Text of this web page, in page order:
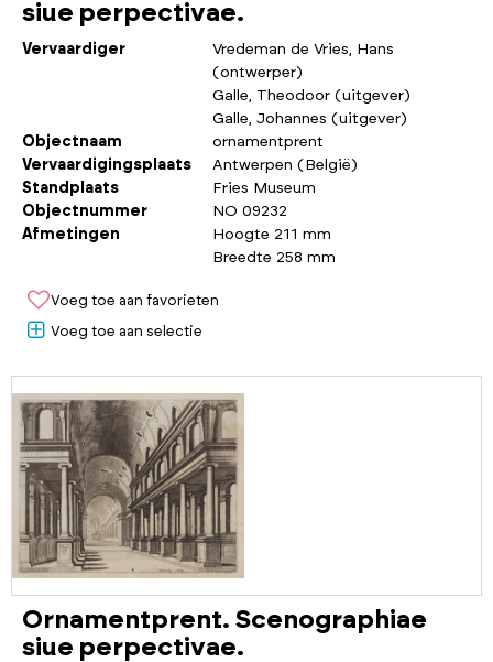
siue perpectivae.
Vervaardiger
Vredeman de Vries, Hans
(ontwerper)
Galle, Theodoor (uitgever)
Galle, Johannes (uitgever)
Objectnaam
ornamentprent
Vervaardigingsplaats
Antwerpen (België)
Standplaats
Fries Museum
Objectnummer
NO 09232
Afmetingen
Hoogte 211 mm
Breedte 258 mm
Voeg toe aan favorieten
Voeg toe aan selectie
Ornamentprent. Scenographiae
siue perpectivae.